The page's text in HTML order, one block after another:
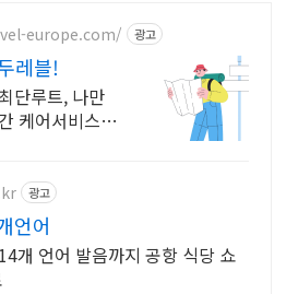
europe.com/ 광고
레블!
단루트, 나만
케어서비스
광고
언어
개 언어 발음까지 공항 식당 쇼